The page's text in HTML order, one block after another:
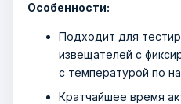
Особенности:
Подходит для
извещателей с
с температурой по
Кратчайшее время